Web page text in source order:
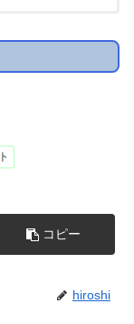
コピー
hiroshi